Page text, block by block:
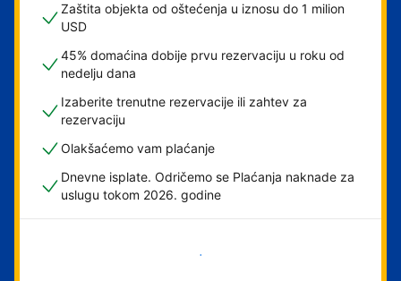
Zaštita objekta od oštećenja u iznosu do 1 milion
USD
45% domaćina dobije prvu rezervaciju u roku od
nedelju dana
Izaberite trenutne rezervacije ili zahtev za
rezervaciju
Olakšaćemo vam plaćanje
Dnevne isplate. Odričemo se Plaćanja naknade za
uslugu tokom 2026. godine
Počnite odmah